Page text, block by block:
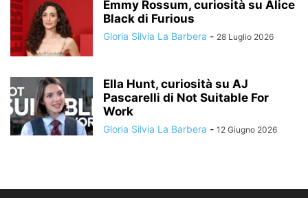
Emmy Rossum, curiosità su Alice
Black di Furious
Gloria Silvia La Barbera - 28 Luglio 2026
Ella Hunt, curiosità su AJ
Pascarelli di Not Suitable For
Work
Gloria Silvia La Barbera - 12 Giugno 2026